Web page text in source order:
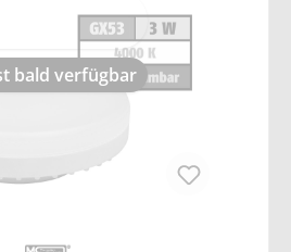
>82 • ØxL 75x25mm •
/ 1000h
• nicht dimmbar
bald verfügbar